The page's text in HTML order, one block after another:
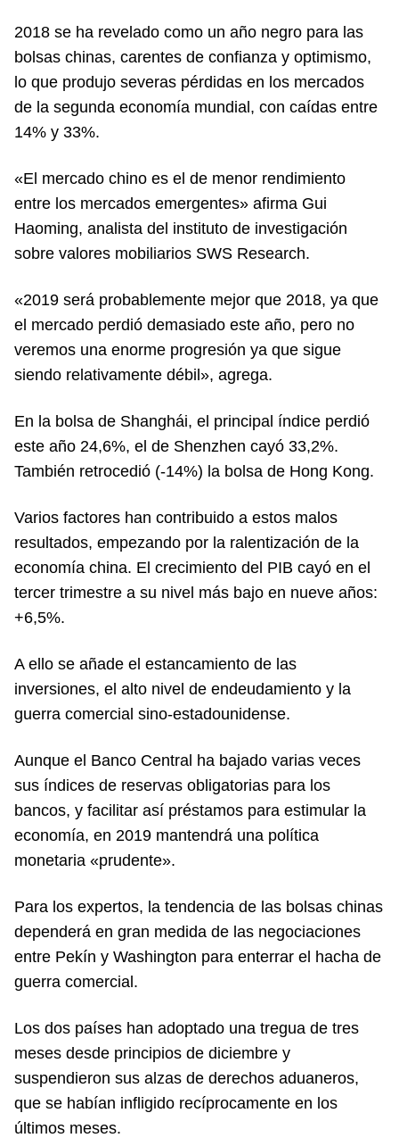
2018 se ha revelado como un año negro para las
bolsas chinas, carentes de confianza y optimismo,
lo que produjo severas pérdidas en los mercados
de la segunda economía mundial, con caídas entre
14% y 33%.
«El mercado chino es el de menor rendimiento
entre los mercados emergentes» afirma Gui
Haoming, analista del instituto de investigación
sobre valores mobiliarios SWS Research.
«2019 será probablemente mejor que 2018, ya que
el mercado perdió demasiado este año, pero no
veremos una enorme progresión ya que sigue
siendo relativamente débil», agrega.
En la bolsa de Shanghái, el principal índice perdió
este año 24,6%, el de Shenzhen cayó 33,2%.
También retrocedió (-14%) la bolsa de Hong Kong.
Varios factores han contribuido a estos malos
resultados, empezando por la ralentización de la
economía china. El crecimiento del PIB cayó en el
tercer trimestre a su nivel más bajo en nueve años:
+6,5%.
A ello se añade el estancamiento de las
inversiones, el alto nivel de endeudamiento y la
guerra comercial sino-estadounidense.
Aunque el Banco Central ha bajado varias veces
sus índices de reservas obligatorias para los
bancos, y facilitar así préstamos para estimular la
economía, en 2019 mantendrá una política
monetaria «prudente».
Para los expertos, la tendencia de las bolsas chinas
dependerá en gran medida de las negociaciones
entre Pekín y Washington para enterrar el hacha de
guerra comercial.
Los dos países han adoptado una tregua de tres
meses desde principios de diciembre y
suspendieron sus alzas de derechos aduaneros,
que se habían infligido recíprocamente en los
últimos meses.